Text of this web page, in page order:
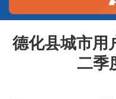
德化县城市用
二季